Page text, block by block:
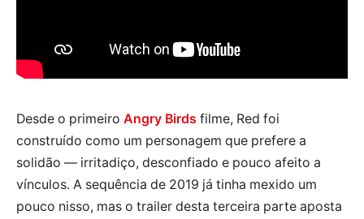
Desde o primeiro Angry Birds filme, Red foi
construído como um personagem que prefere a
solidão — irritadiço, desconfiado e pouco afeito a
vínculos. A sequência de 2019 já tinha mexido um
pouco nisso, mas o trailer desta terceira parte aposta